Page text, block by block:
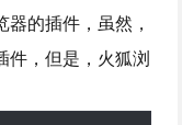
的插件，虽然，
件，但是，火狐浏